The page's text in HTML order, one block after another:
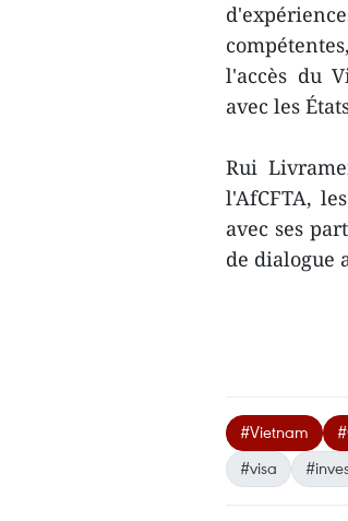
l'accès du
avec les
Rui
l'AfCFTA,
avec ses
de dialogue
#Vietnam
#visa